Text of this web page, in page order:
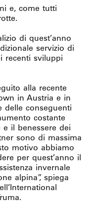
e, come tutti
di quest’anno
servizio di
recenti sviluppi
alla recente
in Austria e in
delle conseguenti
costante
e il benessere dei
sono di massima
motivo abbiamo
per quest’anno il
invernale
alpina”, spiega